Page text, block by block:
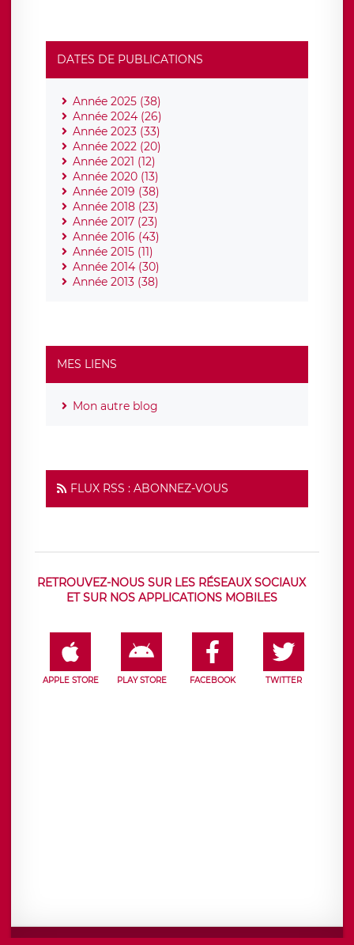
DATES DE PUBLICATIONS
Année 2025 (38)
Année 2024 (26)
Année 2023 (33)
Année 2022 (20)
Année 2021 (12)
Année 2020 (13)
Année 2019 (38)
Année 2018 (23)
Année 2017 (23)
Année 2016 (43)
Année 2015 (11)
Année 2014 (30)
Année 2013 (38)
MES LIENS
Mon autre blog
FLUX RSS : ABONNEZ-VOUS
RETROUVEZ-NOUS SUR LES RÉSEAUX SOCIAUX
ET SUR NOS APPLICATIONS MOBILES
APPLE STORE PLAY STORE FACEBOOK TWITTER